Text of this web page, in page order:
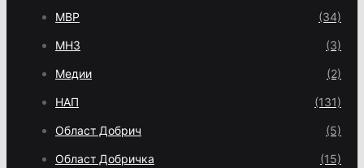
МВР (34)
МНЗ (3)
Медии (2)
НАП (131)
Област Добрич (5)
Област Добричка (15)